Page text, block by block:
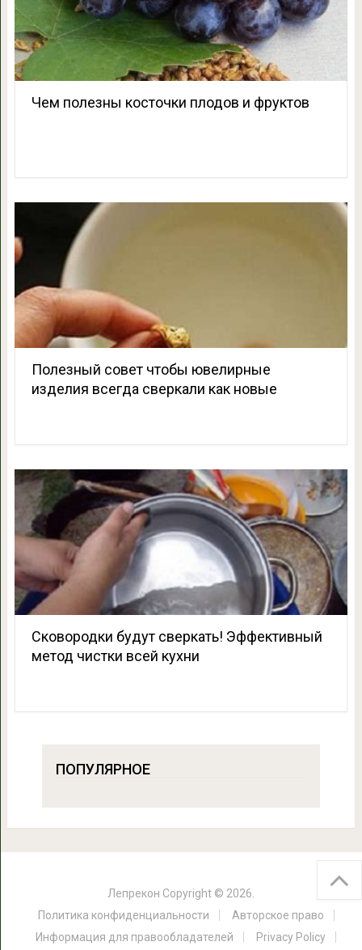
Чем полезны косточки плодов и фруктов
Полезный совет чтобы ювелирные
изделия всегда сверкали как новые
Сковородки будут сверкать! Эффективный
метод чистки всей кухни
ПОПУЛЯРНОЕ
Лепрекон Copyright © 2026.
Политика конфиденциальности
Авторское право
Информация для правообладателей
Privacy Policy